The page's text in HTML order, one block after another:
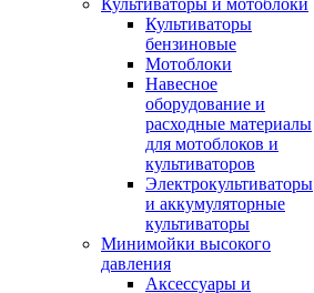
Культиваторы и мотоблоки
Культиваторы
бензиновые
Мотоблоки
Навесное
оборудование и
расходные материалы
для мотоблоков и
культиваторов
Электрокультиваторы
и аккумуляторные
культиваторы
Минимойки высокого
давления
Аксессуары и